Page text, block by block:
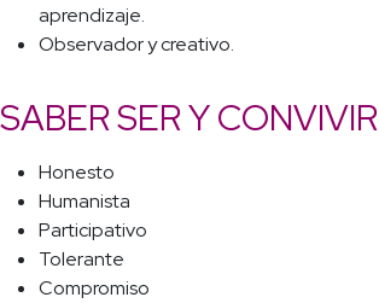
aprendizaje.
Observador y creativo.
SABER SER Y CONVIVIR
Honesto
Humanista
Participativo
Tolerante
Compromiso